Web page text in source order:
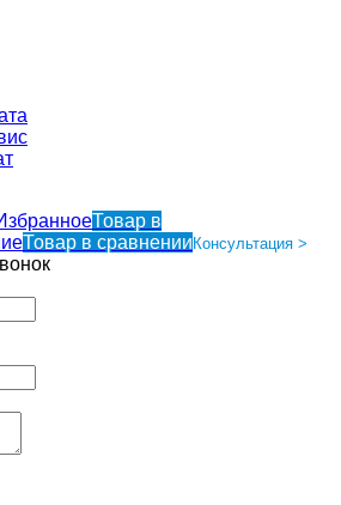
Товар в
Товар в сравненииКонсультация >